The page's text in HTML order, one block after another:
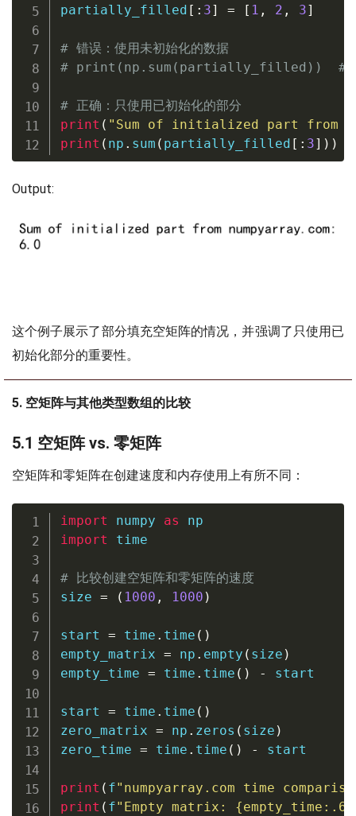
partially_filled [ : 3] = [ 1 , 2 , 3]
# 错误：使用未初始化的数据
# print(np.sum(partially_filled))  # 这可
# 正确：只使用已初始化的部分
print ( "Sum of initialized part from
print ( np . sum ( partially_filled [ : 3] ) )
Output:
这个例子展示了部分填充空矩阵的情况，并强调了只使用已
初始化部分的重要性。
5. 空矩阵与其他类型数组的比较
5.1 空矩阵 vs. 零矩阵
空矩阵和零矩阵在创建速度和内存使用上有所不同：
import numpy as
import time
# 比较创建空矩阵和零矩阵的速度
size = ( 1000 , 1000 )
start = time . time ( )
empty_matrix = np . empty ( size )
empty_time = time . time ( ) - start
start = time . time ( )
zero_matrix = np . zeros ( size )
zero_time = time . time ( ) - start
print ( f"numpyarray.com time
print ( f"Empty matrix: {empty_time : .6f